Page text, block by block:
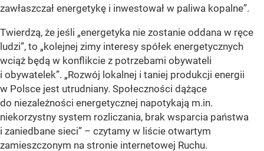
zawłaszczał energetykę i inwestował w paliwa kopalne”.
Twierdzą, że jeśli „energetyka nie zostanie oddana w ręce
ludzi”, to „kolejnej zimy interesy spółek energetycznych
wciąż będą w konflikcie z potrzebami obywateli
i obywatelek”. „Rozwój lokalnej i taniej produkcji energii
w Polsce jest utrudniany. Społeczności dążące
do niezależności energetycznej napotykają m.in.
niekorzystny system rozliczania, brak wsparcia państwa
i zaniedbane sieci” – czytamy w liście otwartym
zamieszczonym na stronie internetowej Ruchu.